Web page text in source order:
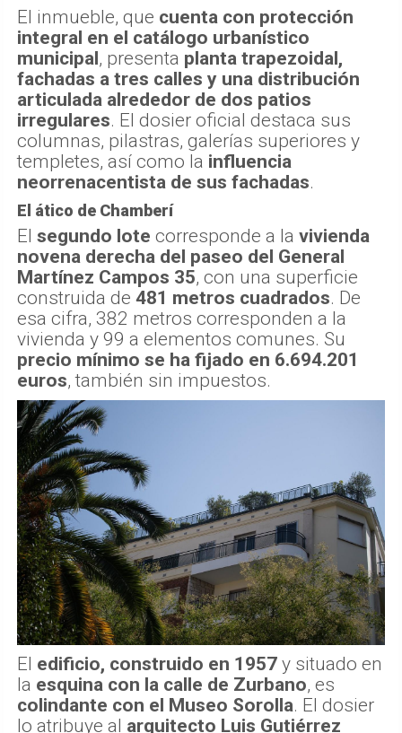
El inmueble, que cuenta con protección
integral en el catálogo urbanístico
municipal, presenta planta trapezoidal,
fachadas a tres calles y una distribución
articulada alrededor de dos patios
irregulares. El dosier oficial destaca sus
columnas, pilastras, galerías superiores y
templetes, así como la influencia
neorrenacentista de sus fachadas.
El ático de Chamberí
El segundo lote corresponde a la vivienda
novena derecha del paseo del General
Martínez Campos 35, con una superficie
construida de 481 metros cuadrados. De
esa cifra, 382 metros corresponden a la
vivienda y 99 a elementos comunes. Su
precio mínimo se ha fijado en 6.694.201
euros, también sin impuestos.
El edificio, construido en 1957 y situado en
la esquina con la calle de Zurbano, es
colindante con el Museo Sorolla. El dosier
lo atribuye al arquitecto Luis Gutiérrez